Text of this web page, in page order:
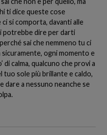
ti dice queste cose
si comporta, davanti alle
potrebbe dire per darti
sai che nemmeno tu ci
ogni momento e
di calma, qualcuno che provi a
tuo sole più brillante e caldo,
dare a nessuno neanche se